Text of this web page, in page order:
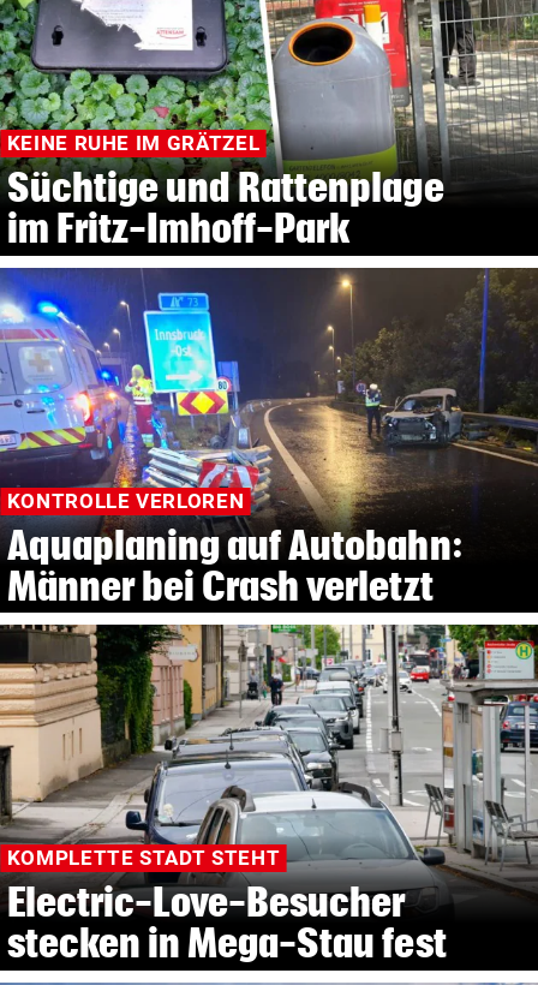
KEINE RUHE IM GRÄTZEL
Süchtige und Rattenplage
im Fritz-Imhoff-Park
KONTROLLE VERLOREN
Aquaplaning auf Autobahn:
Männer bei Crash verletzt
KOMPLETTE STADT STEHT
Electric-Love-Besucher
stecken in Mega-Stau fest